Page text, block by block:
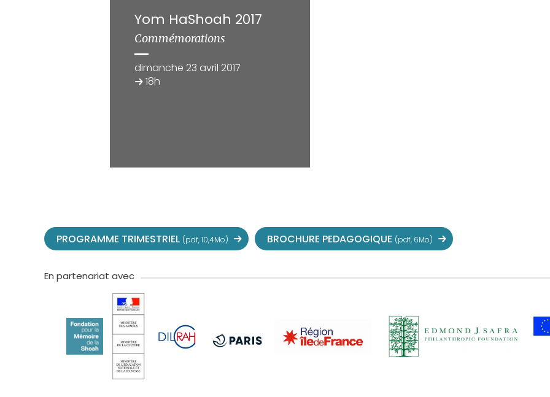
Yom HaShoah 2017
Commémorations
dimanche 23 avril 2017
18h
PROGRAMME TRIMESTRIEL (pdf, 10,4Mo) BROCHURE PEDAGOGIQUE (pdf, 6Mo)
En partenariat avec